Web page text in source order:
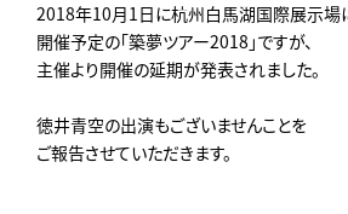
2018年10月1日に杭州白馬湖国際展示場
開催予定の「築夢ツアー2018」ですが、
主催より開催の延期が発表されました。
徳井青空の出演もございませんことを
ご報告させていただきます。